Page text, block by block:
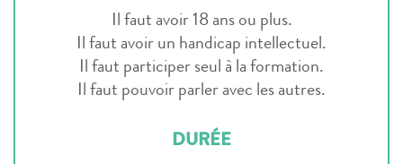
Il faut avoir 18 ans ou plus.
Il faut avoir un handicap intellectuel.
Il faut participer seul à la formation.
Il faut pouvoir parler avec les autres.
DURÉE